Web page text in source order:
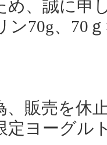
め、誠に申
ン70g、70
、販売を休
定ヨーグ